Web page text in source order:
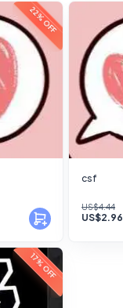
22% OFF
csf
US$4.44
US$2.96
17% OFF